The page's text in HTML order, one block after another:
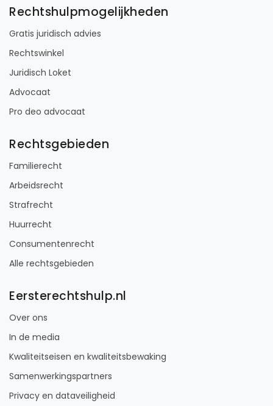
Rechtshulpmogelijkheden
Gratis juridisch advies
Rechtswinkel
Juridisch Loket
Advocaat
Pro deo advocaat
Rechtsgebieden
Familierecht
Arbeidsrecht
Strafrecht
Huurrecht
Consumentenrecht
Alle rechtsgebieden
Eersterechtshulp.nl
Over ons
In de media
Kwaliteitseisen en kwaliteitsbewaking
Samenwerkingspartners
Privacy en dataveiligheid